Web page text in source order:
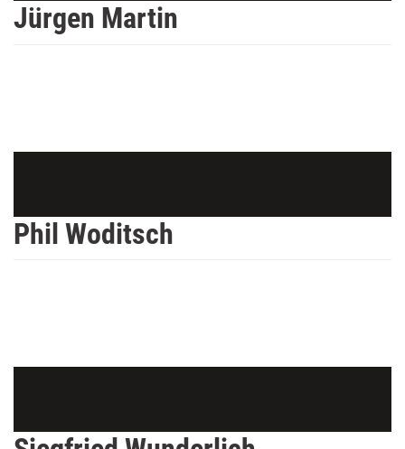
Jürgen Martin
Phil Woditsch